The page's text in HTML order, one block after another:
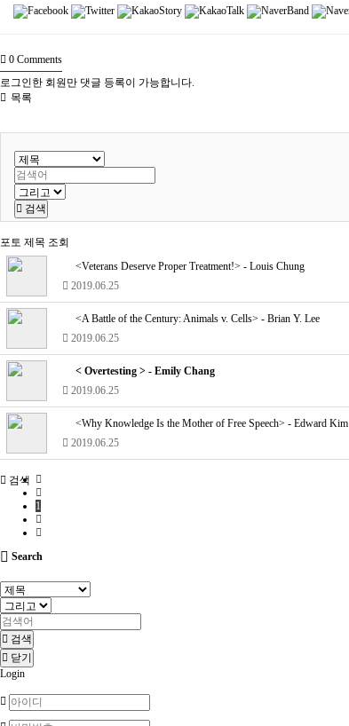
0 Comments
로그인한 회원만 댓글 등록이 가능합니다.
목록
검색
포토 제목 조회
<Veterans Deserve Proper Treatment!> - Louis Chung
2019.06.25
<A Battle of the Century: Animals v. Cells> - Brian Y. Lee
2019.06.25
< Overtesting > - Emily Chang
2019.06.25
<Why Knowledge Is the Mother of Free Speech> - Edward Kim
2019.06.25
검색
1
Search
검색
닫기
Login